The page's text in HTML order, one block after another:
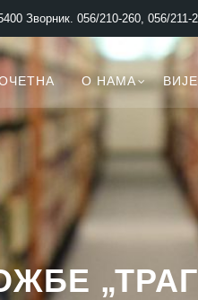
Зворник. 056/210-260, 056/211-
О НАМА